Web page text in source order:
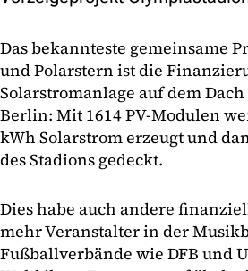
Das bekannteste gemeinsame
und Polarstern ist die
Solarstromanlage auf dem
Berlin: Mit 1614 PV-Modulen
kWh Solarstrom erzeugt und
des Stadions gedeckt.
Dies habe auch andere
mehr Veranstalter in der
Fußballverbände wie DFB und